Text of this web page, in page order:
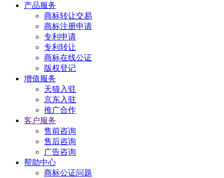
产品服务
商标转让交易
商标注册申请
专利申请
专利转让
商标在线公证
版权登记
增值服务
天猫入驻
京东入驻
推广合作
客户服务
售前咨询
售后咨询
广告咨询
帮助中心
商标公证问题